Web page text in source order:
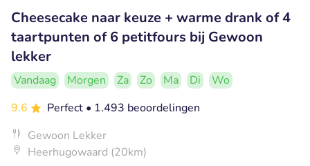
Cheesecake naar keuze + warme drank of 4
taartpunten of 6 petitfours bij Gewoon
lekker
Vandaag Morgen Za Zo Ma Di
Wo
9.6
Perfect • 1.493 beoordelingen
Gewoon Lekker
Heerhugowaard (20km)